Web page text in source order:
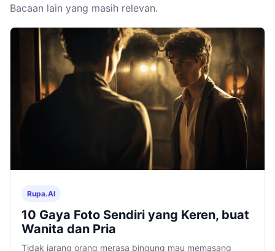
Bacaan lain yang masih relevan.
Rupa.AI
10 Gaya Foto Sendiri yang Keren, buat
Wanita dan Pria
Tidak jarang orang merasa bingung mau memasang